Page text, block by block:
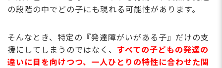
の段階の中でどの⼦にも現れる可能性があります。
そんなとき、特定の『発達障がいがある⼦』だけの⽀
援にしてしまうのではなく、 すべての⼦どもの発達の
違いに⽬を向けつつ、⼀⼈ひとりの特性に合わせた関